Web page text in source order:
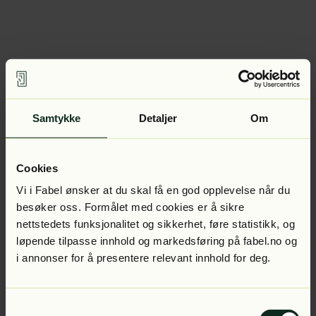
Samtykke Detaljer Om
Cookies
Vi i Fabel ønsker at du skal få en god opplevelse når du
besøker oss. Formålet med cookies er å sikre
nettstedets funksjonalitet og sikkerhet, føre statistikk, og
løpende tilpasse innhold og markedsføring på fabel.no og
i annonser for å presentere relevant innhold for deg.